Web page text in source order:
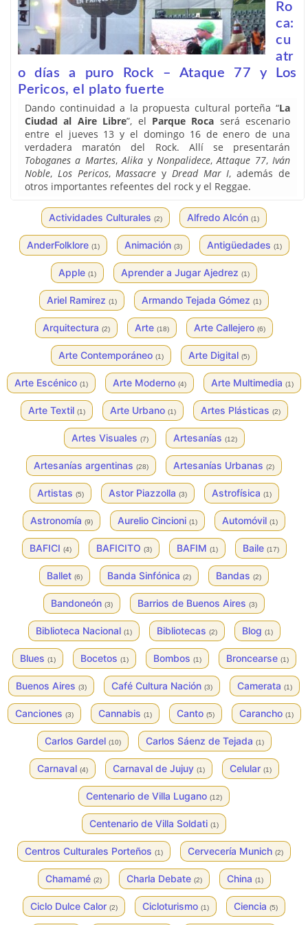
Ro
ca:
cu
atr
o días a puro Rock – Ataque 77 y Los
Pericos, el plato fuerte
Dando continuidad a la propuesta cultural porteña “La
Ciudad al Aire Libre”, el Parque Roca será escenario
entre el jueves 13 y el domingo 16 de enero de una
verdadera maratón del Rock. Allí se presentarán
Toboganes a Martes,Alika y Nonpalidece,Attaque 77, Iván
Noble, Los Pericos,Massacre y Dread Mar I, además de
otros importantes refeentes del rock y el Reggae.
Actividades Culturales (2) Alfredo Alcón (1)
AnderFolklore (1) Animación (3) Antigüedades (1)
Apple (1) Aprender a Jugar Ajedrez (1)
Ariel Ramirez (1) Armando Tejada Gómez (1)
Arquitectura (2) Arte (18) Arte Callejero (6)
Arte Contemporáneo (1) Arte Digital (5)
Arte Escénico (1) Arte Moderno (4) Arte Multimedia (1)
Arte Textil (1) Arte Urbano (1) Artes Plásticas (2)
Artes Visuales (7) Artesanías (12)
Artesanías argentinas (28) Artesanías Urbanas (2)
Artistas (5) Astor Piazzolla (3) Astrofísica (1)
Astronomía (9) Aurelio Cincioni (1) Automóvil (1)
BAFICI (4) BAFICITO (3) BAFIM (1) Baile (17)
Ballet (6) Banda Sinfónica (2) Bandas (2)
Bandoneón (3) Barrios de Buenos Aires (3)
Biblioteca Nacional (1) Bibliotecas (2) Blog (1)
Blues (1) Bocetos (1) Bombos (1) Broncearse (1)
Buenos Aires (3) Café Cultura Nación (3) Camerata (1)
Canciones (3) Cannabis (1) Canto (5) Carancho (1)
Carlos Gardel (10) Carlos Sáenz de Tejada (1)
Carnaval (4) Carnaval de Jujuy (1) Celular (1)
Centenario de Villa Lugano (12)
Centenario de Villa Soldati (1)
Centros Culturales Porteños (1) Cervecería Munich (2)
Chamamé (2) Charla Debate (2) China (1)
Ciclo Dulce Calor (2) Cicloturismo (1) Ciencia (5)